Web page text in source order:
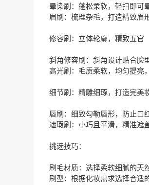
晕染刷：蓬松柔软，轻扫即可
眉刷：梳理杂毛，打造精致眉
修容刷：立体轮廓，精致五官
斜角修容刷：斜角设计贴合脸
高光刷：毛质柔软，均匀提亮
细节刷：精雕细琢，打造完美
唇刷：细致勾勒唇形，防止口
遮瑕刷：小巧且平滑，精准遮
挑选技巧：
刷毛材质：选择柔软细腻的天
刷型：根据化妆需求选择合适